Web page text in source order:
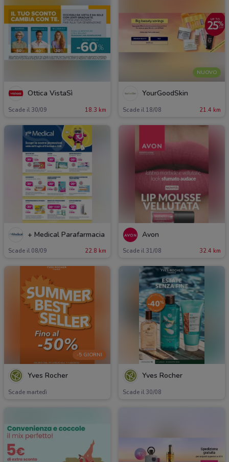
Ottica VistaSì
Scade il 30/09 18.3 km
NUOVO
YourGoodSkin
Scade il 18/08 21.4 km
+ Medical Parafarmacia
Scade il 08/09 22.8 km
Avon
Scade il 31/08 32.4 km
-5 GIORNI
Yves Rocher
Scade martedì
Yves Rocher
Scade il 30/08